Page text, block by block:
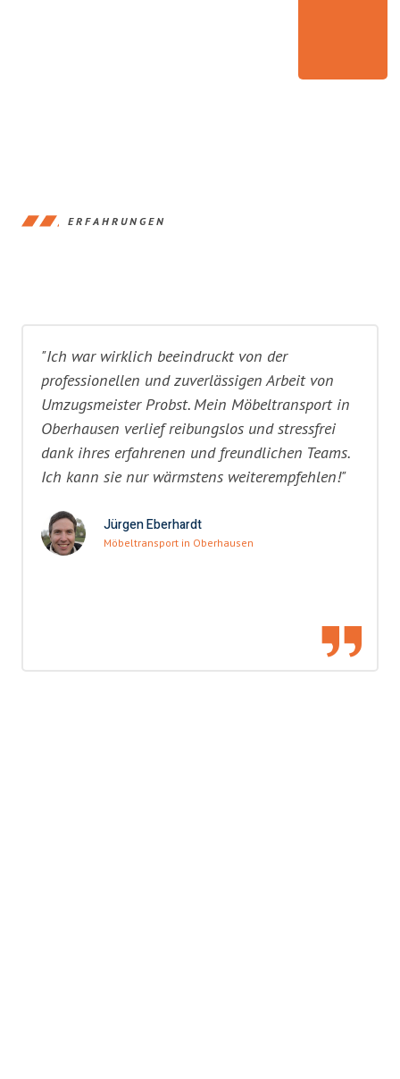
ERFAHRUNGEN
"Ich war wirklich beeindruckt von der
professionellen und zuverlässigen Arbeit von
Umzugsmeister Probst. Mein Möbeltransport in
Oberhausen verlief reibungslos und stressfrei
dank ihres erfahrenen und freundlichen Teams.
Ich kann sie nur wärmstens weiterempfehlen!"
Jürgen Eberhardt
Möbeltransport in Oberhausen